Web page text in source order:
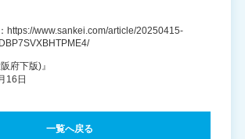
https://www.sankei.com/article/20250415-
府下版)』
16日
一覧へ戻る